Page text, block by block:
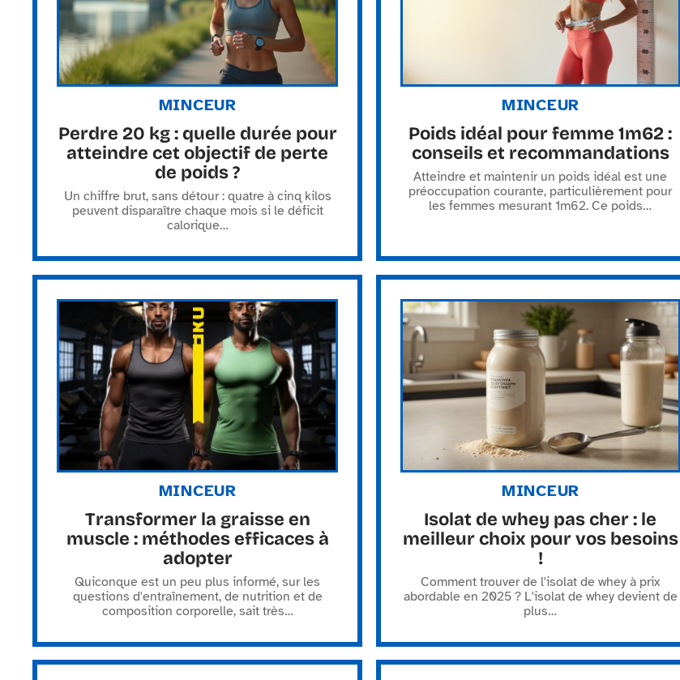
MINCEUR
Perdre 20 kg : quelle durée pour
atteindre cet objectif de perte
de poids ?
Un chiffre brut, sans détour : quatre à cinq kilos
peuvent disparaître chaque mois si le déficit
calorique…
MINCEUR
Poids idéal pour femme 1m62 :
conseils et recommandations
Atteindre et maintenir un poids idéal est une
préoccupation courante, particulièrement pour
les femmes mesurant 1m62. Ce poids…
MINCEUR
Transformer la graisse en
muscle : méthodes efficaces à
adopter
Quiconque est un peu plus informé, sur les
questions d'entraînement, de nutrition et de
composition corporelle, sait très…
MINCEUR
Isolat de whey pas cher : le
meilleur choix pour vos besoins
!
Comment trouver de l'isolat de whey à prix
abordable en 2025 ? L'isolat de whey devient de
plus…